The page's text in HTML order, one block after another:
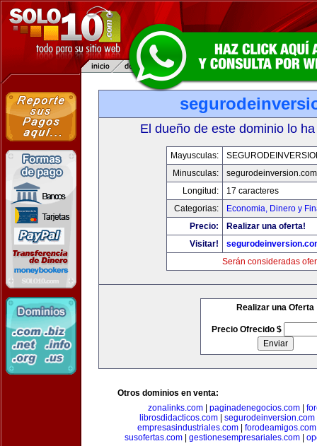
El dueño de este dominio lo
Mayusculas:
Minusculas:
segurodeinversion.com
Longitud:
17 caracteres
Categorias:
Economia, Dinero y
Precio:
Realizar una oferta!
Visitar!
Serán consideradas
Realizar una Oferta
Precio Ofrecido $
Otros dominios en venta:
zonalinks.com| paginadenegocios.com|
librosdidacticos.com| segurodeinversion.com
empresasindustriales.com| forodeamigos.com
susofertas.com| gestionesempresariales.com|